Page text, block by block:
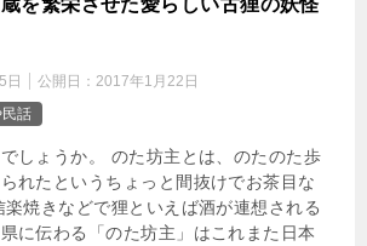
日 公開日： 2017年1月22日
話
しょうか。 のた坊主とは、のたのた歩
れたというちょっと間抜けでお茶目な
焼きなどで狸といえば酒が連想される
に伝わる「のた坊主」はこれまた日本